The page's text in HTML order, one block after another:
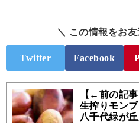
＼ この情報をお
Twitter Facebook
【←前の記事
生搾りモン
八千代緑が